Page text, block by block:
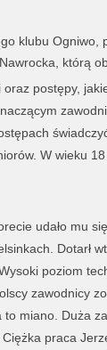
klubu
którą
postępy,
W wieku
udało mu
Dotarł
poziom
zawodnicy
to miano. Duża
Ciężka praca